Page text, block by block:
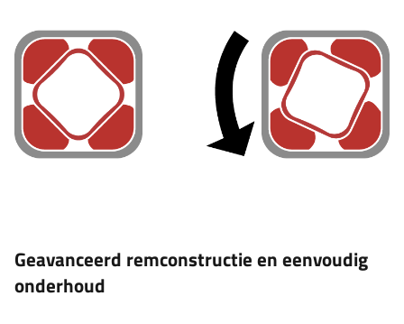
Geavanceerd remconstructie en eenvoudig
onderhoud